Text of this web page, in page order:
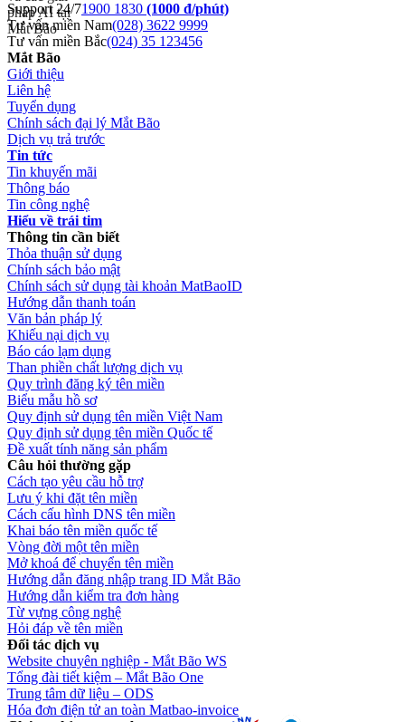
Support 24/71900 1830 (1000 đ/phút)
Tư vấn miền Nam(028) 3622 9999
Tư vấn miền Bắc(024) 35 123456
Mắt Bão
Giới thiệu
Liên hệ
Tuyển dụng
Chính sách đại lý Mắt Bão
Dịch vụ trả trước
Tin tức
Tin khuyến mãi
Thông báo
Tin công nghệ
Hiểu về trái tim
Thông tin cần biết
Thỏa thuận sử dụng
Chính sách bảo mật
Chính sách sử dụng tài khoản MatBaoID
Hướng dẫn thanh toán
Văn bản pháp lý
Khiếu nại dịch vụ
Báo cáo lạm dụng
Than phiền chất lượng dịch vụ
Quy trình đăng ký tên miền
Biểu mẫu hồ sơ
Quy định sử dụng tên miền Việt Nam
Quy định sử dụng tên miền Quốc tế
Đề xuất tính năng sản phẩm
Câu hỏi thường gặp
Cách tạo yêu cầu hỗ trợ
Lưu ý khi đặt tên miền
Cách cấu hình DNS tên miền
Khai báo tên miền quốc tế
Vòng đời một tên miền
Mở khoá để chuyển tên miền
Hướng dẫn đăng nhập trang ID Mắt Bão
Hướng dẫn kiểm tra đơn hàng
Từ vựng công nghệ
Hỏi đáp về tên miền
Đối tác dịch vụ
Website chuyên nghiệp - Mắt Bão WS
Tổng đài tiết kiệm – Mắt Bão One
Trung tâm dữ liệu – ODS
Hóa đơn điện tử an toàn Matbao-invoice